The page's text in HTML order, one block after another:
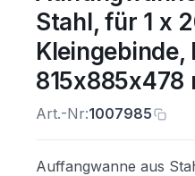
Stahl, für 1 x
Kleingebinde,
815x885x478
Art.-Nr:1007985
Auffangwanne aus